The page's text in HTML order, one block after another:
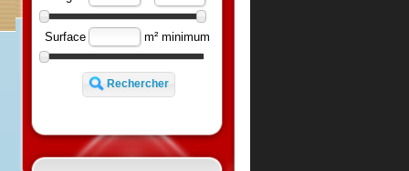
Budget
à
Surface m² minimum